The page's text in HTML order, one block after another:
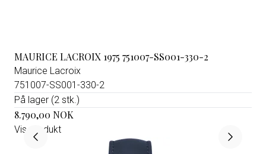
MAURICE LACROIX 1975 751007-SS001-330-2
Maurice Lacroix
751007-SS001-330-2
På lager (2 stk.)
8.790,00 NOK
Vis produkt